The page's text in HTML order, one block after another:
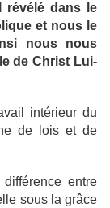
révélé dans le
et nous le
nous nous
de Christ Lui-
intérieur du
de lois et de
entre
sous la grâce